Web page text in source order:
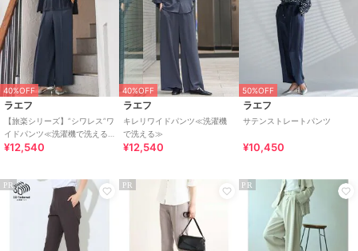
40%OFF
ラエフ
【旅楽シリーズ】”シワレス”ワ
イドパンツ≪洗濯機で洗える
≫
¥12,540
40%OFF
ラエフ
キレリワイドパンツ≪洗濯機
で洗える≫
¥12,540
50%OFF
ラエフ
サテンストレートパンツ
¥10,450
PR PR PR